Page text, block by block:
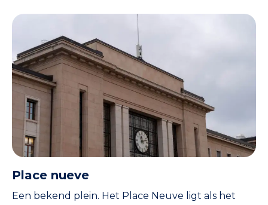
landen besloten om verenigingen van vrijwillige
hulpverleners op te richten. Dat gebeurde
allemaal onder leiding van Rode Kruis-oprichter
Jean Henri Dunant (1828-1910), die later – in 1901 –
de Nobelprijs voor de Vred
Place nueve
Een bekend plein. Het Place Neuve ligt als het